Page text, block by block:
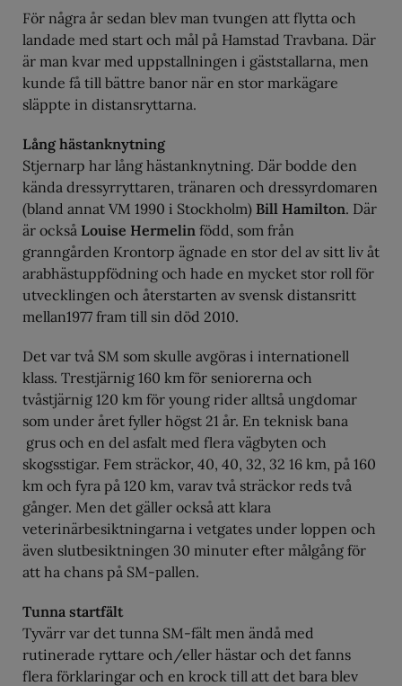
För några år sedan blev man tvungen att flytta och
landade med start och mål på Hamstad Travbana. Där
är man kvar med uppstallningen i gäststallarna, men
kunde få till bättre banor när en stor markägare
släppte in distansryttarna.
Lång hästanknytning
Stjernarp har lång hästanknytning. Där bodde den
kända dressyrryttaren, tränaren och dressyrdomaren
(bland annat VM 1990 i Stockholm) Bill Hamilton. Där
är också Louise Hermelin född, som från
granngården Krontorp ägnade en stor del av sitt liv åt
arabhästuppfödning och hade en mycket stor roll för
utvecklingen och återstarten av svensk distansritt
mellan1977 fram till sin död 2010.
Det var två SM som skulle avgöras i internationell
klass. Trestjärnig 160 km för seniorerna och
tvåstjärnig 120 km för young rider alltså ungdomar
som under året fyller högst 21 år. En teknisk bana
grus och en del asfalt med flera vägbyten och
skogsstigar. Fem sträckor, 40, 40, 32, 32 16 km, på 160
km och fyra på 120 km, varav två sträckor reds två
gånger. Men det gäller också att klara
veterinärbesiktningarna i vetgates under loppen och
även slutbesiktningen 30 minuter efter målgång för
att ha chans på SM-pallen.
Tunna startfält
Tyvärr var det tunna SM-fält men ändå med
rutinerade ryttare och/eller hästar och det fanns
flera förklaringar och en krock till att det bara blev